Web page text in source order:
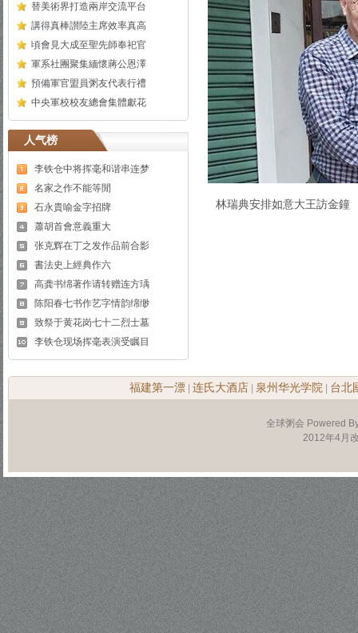
替美術界打造兩岸交流平台
講得真棒讃陸主席效率真高
頃會見大成至聖先師奉祀官
軍系社團聚集緬懷蔣公恩澤
預備軍官盟員粥友代表行禮
中央軍校校友總會集體獻花
人气榜
李铁仓中将挥毫和谐串连梦
名家之作不能等閒
石永貴喻金字招牌
蕭胡首會意義重大
张克辉在丁之发作品前合影
書法史上經典作六
高龚书绵著作请转赠连方瑀
陈阳春七书作艺字情韵绵缈
致祭于黄花岗七十二烈士墓
李铁仓现场挥毫表演受瞩目
林瑞典安排如意大王訪金鐘
福建第一漂 连氏大酒店 泉州华光学院 台北
全球粥会 Powered
2012年4月